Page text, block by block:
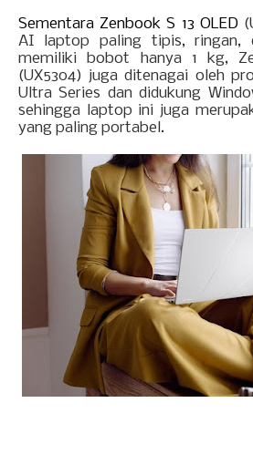
Sementara Zenbook S 13 OLED
AI laptop paling tipis, ringan,
memiliki bobot hanya 1 kg,
(UX5304) juga ditenagai oleh
Ultra Series dan didukung
sehingga laptop ini juga
yang paling portabel.